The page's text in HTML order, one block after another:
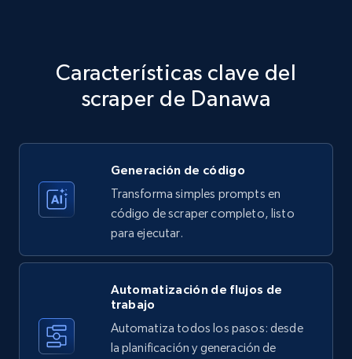
price, Currency, Availability, Reviews count, and
Amazon products - Collects products by
specific keywords
Title, Seller name, Brand, Description, Initial
35.2K+ 5.7K+ Prueba gratuita
Características clave del
scraper de Danawa
Generación de código
Transforma simples prompts en
código de scraper completo, listo
para ejecutar.
Automatización de flujos de
trabajo
Automatiza todos los pasos: desde
la planificación y generación de